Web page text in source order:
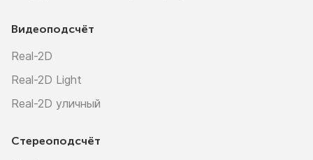
Видеоподсчёт
Real-2D
Real-2D Light
Real-2D уличный
Стереоподсчёт